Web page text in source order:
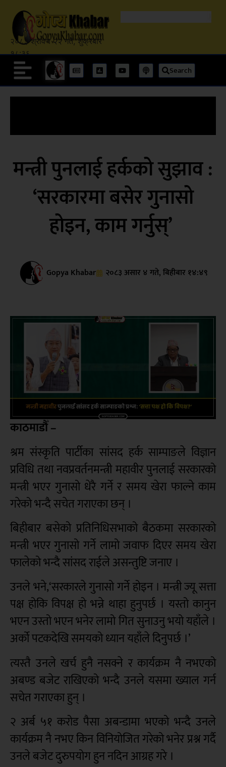
२०८३ श्रावण २२ गते, शुक्रबार
१८:३६
Search
मन्त्री पुनलाई हर्कको सुझाव :
‘सरकारमा बसेर गुनासो
होइन, काम गर्नुस्’
Gopya Khabar २०८३ असार ४ गते, बिहीबार १४:४९
काठमाडौँ –
श्रम संस्कृति पार्टीका सांसद हर्क साम्पाङले विज्ञान
प्रविधि तथा नवप्रवर्तनमन्त्री महावीर पुनलाई सरकारको
मन्त्री भएर गुनासो धेरै गर्ने र समय खेरा फाल्ने काम
गरेको भन्दै सचेत गराएका छन् ।
बिहीबार बसेको प्रतिनिधिसभाको बैठकमा सरकारको
मन्त्री भएर गुनासो गर्ने लामो जवाफ दिएर समय खेरा
फालेको भन्दै सांसद राईले असन्तुष्टि जनाए ।
उनले भने,‘सरकारले गुनासो गर्ने होइन । मन्त्री ज्यू सत्ता
पक्ष होकि विपक्ष हो भन्ने थाहा हुनुपर्छ । यस्तो कानुन
भएन उस्तो भएन भनेर लामो गित सुनाउनु भयो यहाँले ।
अर्को पटकदेखि समयको ध्यान यहाँले दिनुपर्छ ।’
त्यस्तै उनले खर्च हुनै नसक्ने र कार्यक्रम नै नभएको
अबण्ड बजेट राखिएको भन्दै उनले यसमा ख्याल गर्न
सचेत गराएका हुन् ।
२ अर्ब ५१ करोड पैसा अबन्डामा भएको भन्दै उनले
कार्यक्रम नै नभए किन विनियोजित गरेको भनेर प्रश्न गर्दै
उनले बजेट दुरुपयोग हुन नदिन आग्रह गरे ।